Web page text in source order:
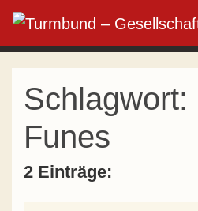
Hauptnavigation
Schlagwort:
Funes
2 Einträge: